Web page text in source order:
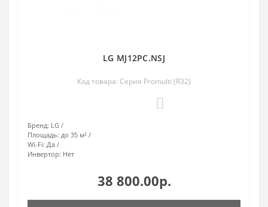
LG MJ12PC.NSJ
Код товара: Серия Promulti (R32)
Бренд: LG
Площадь: до 35 м²
Wi-Fi: Да
Инвертор: Нет
38 800.00р.